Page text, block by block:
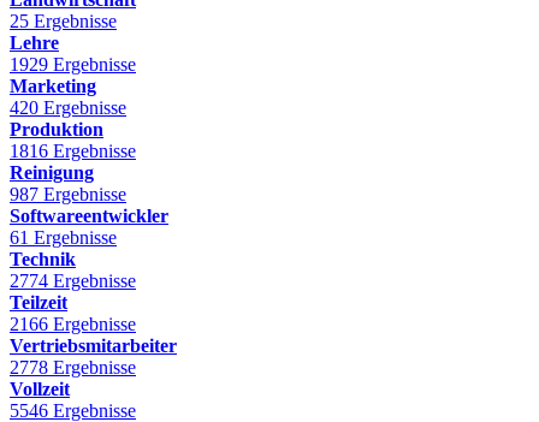
25 Ergebnisse
Lehre
1929 Ergebnisse
Marketing
420 Ergebnisse
Produktion
1816 Ergebnisse
Reinigung
987 Ergebnisse
Softwareentwickler
61 Ergebnisse
Technik
2774 Ergebnisse
Teilzeit
2166 Ergebnisse
Vertriebsmitarbeiter
2778 Ergebnisse
Vollzeit
5546 Ergebnisse